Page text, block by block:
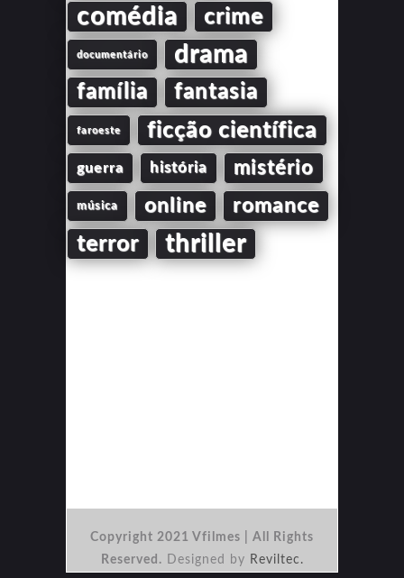
comédia crime
documentário drama
família fantasia
faroeste ficção científica
guerra história mistério
música online romance
terror thriller
Copyright 2021 Vfilmes | All Rights
Reserved. Designed by Reviltec.